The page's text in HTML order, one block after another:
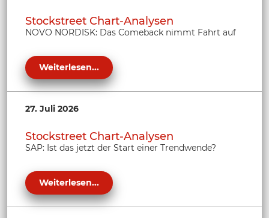
Stockstreet Chart-Analysen
NOVO NORDISK: Das Comeback nimmt Fahrt auf
Weiterlesen...
27. Juli 2026
Stockstreet Chart-Analysen
SAP: Ist das jetzt der Start einer Trendwende?
Weiterlesen...